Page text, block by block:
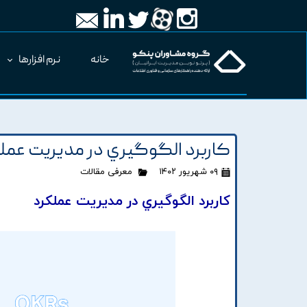
خانه نرم افزارها
کاربرد الگوگيري در مديريت
۰۹ شهریور ۱۴۰۲ معرفی مقالات
کاربرد الگوگيري در مديريت عملکرد